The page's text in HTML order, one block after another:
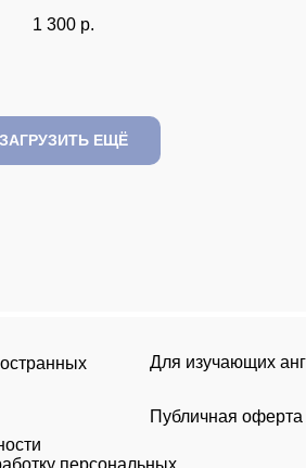
1 300 р.
ЗАГРУЗИТЬ ЕЩЁ
Публичная оферта
Для изучающих
персональных